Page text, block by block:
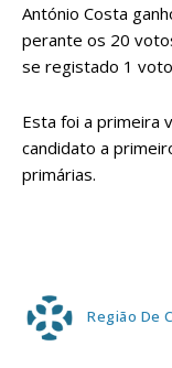
António Costa
perante os 20
se registado 1
Esta foi a primeira
candidato a
primárias.
Região De